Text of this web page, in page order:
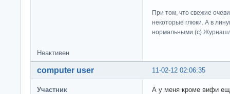
При том, что свежие
некоторые глюки. А в
нормальными (c)
Неактивен
11-02-12 02:06:35
computer user
Участник
А у меня кроме вифи